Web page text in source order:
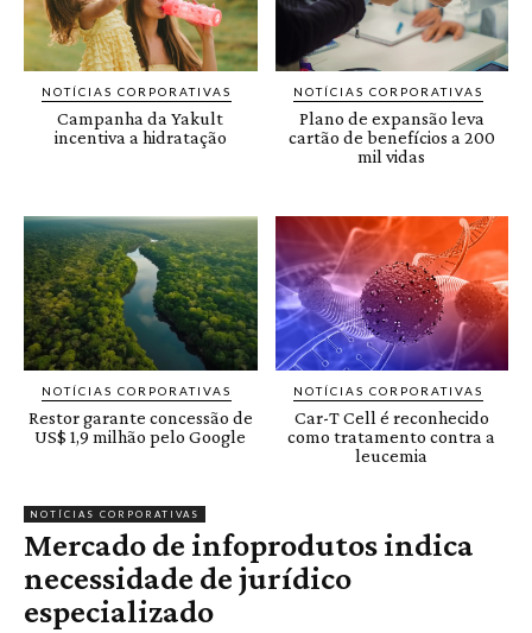
NOTÍCIAS CORPORATIVAS
Campanha da Yakult
incentiva a hidratação
NOTÍCIAS CORPORATIVAS
Plano de expansão leva
cartão de benefícios a 200
mil vidas
NOTÍCIAS CORPORATIVAS
Restor garante concessão de
US$ 1,9 milhão pelo Google
NOTÍCIAS CORPORATIVAS
Car-T Cell é reconhecido
como tratamento contra a
leucemia